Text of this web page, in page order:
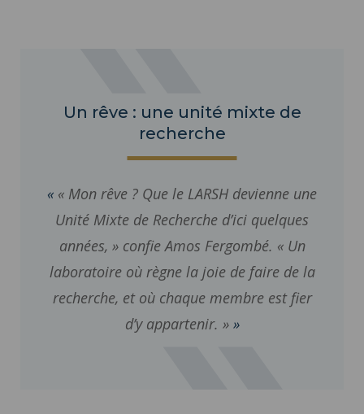
Un rêve : une unité mixte de
recherche
« Mon rêve ? Que le LARSH devienne une
Unité Mixte de Recherche d’ici quelques
années, » confie Amos Fergombé. « Un
laboratoire où règne la joie de faire de la
recherche, et où chaque membre est fier
d’y appartenir. »